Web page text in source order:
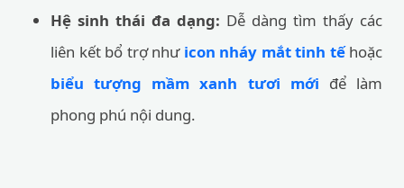
Hệ sinh thái đa dạng: Dễ dàng tìm thấy các
liên kết bổ trợ như icon nháy mắt tinh tếhoặc
biểu tượng mầm xanh tươi mới để làm
phong phú nội dung.